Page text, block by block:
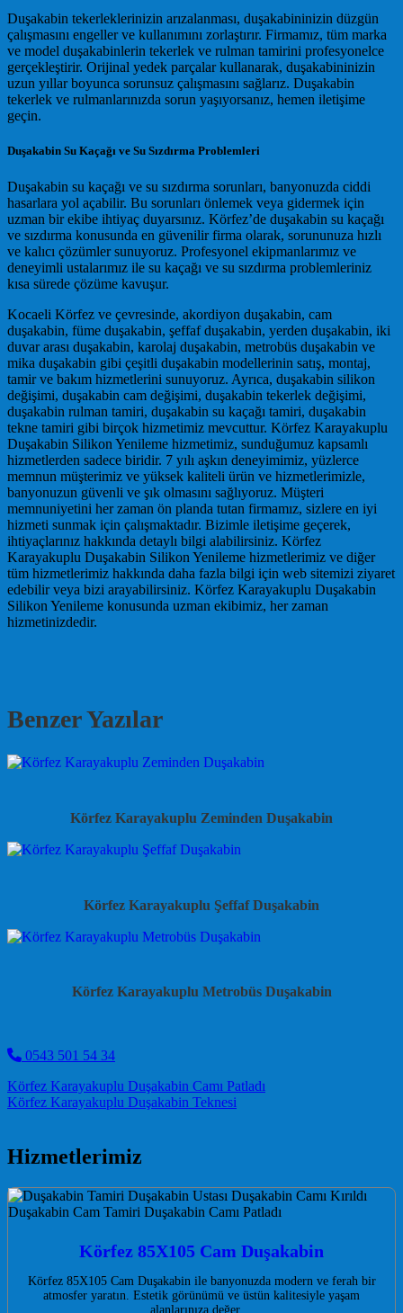
Duşakabin tekerleklerinizin arızalanması, duşakabininizin düzgün
çalışmasını engeller ve kullanımını zorlaştırır. Firmamız, tüm marka
ve model duşakabinlerin tekerlek ve rulman tamirini profesyonelce
gerçekleştirir. Orijinal yedek parçalar kullanarak, duşakabininizin
uzun yıllar boyunca sorunsuz çalışmasını sağlarız. Duşakabin
tekerlek ve rulmanlarınızda sorun yaşıyorsanız, hemen iletişime
geçin.
Duşakabin Su Kaçağı ve Su Sızdırma Problemleri
Duşakabin su kaçağı ve su sızdırma sorunları, banyonuzda ciddi
hasarlara yol açabilir. Bu sorunları önlemek veya gidermek için
uzman bir ekibe ihtiyaç duyarsınız. Körfez’de duşakabin su kaçağı
ve sızdırma konusunda en güvenilir firma olarak, sorununuza hızlı
ve kalıcı çözümler sunuyoruz. Profesyonel ekipmanlarımız ve
deneyimli ustalarımız ile su kaçağı ve su sızdırma problemleriniz
kısa sürede çözüme kavuşur.
Kocaeli Körfez ve çevresinde, akordiyon duşakabin, cam
duşakabin, füme duşakabin, şeffaf duşakabin, yerden duşakabin, iki
duvar arası duşakabin, karolaj duşakabin, metrobüs duşakabin ve
mika duşakabin gibi çeşitli duşakabin modellerinin satış, montaj,
tamir ve bakım hizmetlerini sunuyoruz. Ayrıca, duşakabin silikon
değişimi, duşakabin cam değişimi, duşakabin tekerlek değişimi,
duşakabin rulman tamiri, duşakabin su kaçağı tamiri, duşakabin
tekne tamiri gibi birçok hizmetimiz mevcuttur. Körfez Karayakuplu
Duşakabin Silikon Yenileme hizmetimiz, sunduğumuz kapsamlı
hizmetlerden sadece biridir. 7 yılı aşkın deneyimimiz, yüzlerce
memnun müşterimiz ve yüksek kaliteli ürün ve hizmetlerimizle,
banyonuzun güvenli ve şık olmasını sağlıyoruz. Müşteri
memnuniyetini her zaman ön planda tutan firmamız, sizlere en iyi
hizmeti sunmak için çalışmaktadır. Bizimle iletişime geçerek,
ihtiyaçlarınız hakkında detaylı bilgi alabilirsiniz. Körfez
Karayakuplu Duşakabin Silikon Yenileme hizmetlerimiz ve diğer
tüm hizmetlerimiz hakkında daha fazla bilgi için web sitemizi ziyaret
edebilir veya bizi arayabilirsiniz. Körfez Karayakuplu Duşakabin
Silikon Yenileme konusunda uzman ekibimiz, her zaman
hizmetinizdedir.
Benzer Yazılar
Körfez Karayakuplu Zeminden Duşakabin
Körfez Karayakuplu Şeffaf Duşakabin
Körfez Karayakuplu Metrobüs Duşakabin
0543 501 54 34
Post navigation
Körfez Karayakuplu Duşakabin Camı Patladı
Körfez Karayakuplu Duşakabin Teknesi
Hizmetlerimiz
Körfez 85X105 Cam Duşakabin
Körfez 85X105 Cam Duşakabin ile banyonuzda modern ve ferah bir
atmosfer yaratın. Estetik görünümü ve üstün kalitesiyle yaşam
alanlarınıza değer…